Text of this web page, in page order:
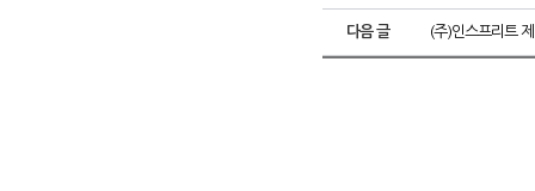
다음 글 (주)인스프리트